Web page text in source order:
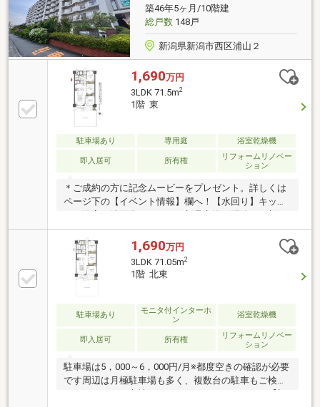
築46年5ヶ月/10階建
総戸数148戸
新潟県新潟市西区浦山２
1,690万円
3LDK 71.5m2
1階 東
駐車場あり 専用庭 浴室乾燥機
即入居可 所有権
リフォームリノベー
ション
＊ご成約の方に記念ムービーをプレゼント。詳しくは
ページ下の【イベント情報】欄へ！【水回り】キッチ
【内装】クロス・床材・建具・照明を一新し、木目調
で統一感ある空間【収納】各居室収納に加え、専用ト
ランクルーム付き【住戸】広々専用庭付き。(月額500
円)【周辺】イオン新潟青山店、セブンイレブン、浦山
公園が徒歩圏【住宅ローン情報】本ページ下部へスク
ニ、公園が徒歩圏にそろう立地。日々の買物やちょっ
とした外出がしやすく、年代を問わず検討しやすい住
環境です。
1,690万円
3LDK 71.05m2
1階 北東
駐車場あり
モニタ付インターホ
ン
浴室乾燥機
即入居可 所有権
リフォームリノベー
ション
駐車場は5，000～6，000円/月※都度空きの確認が必要
です周辺は月極駐車場も多く、複数台の駐車もご検討